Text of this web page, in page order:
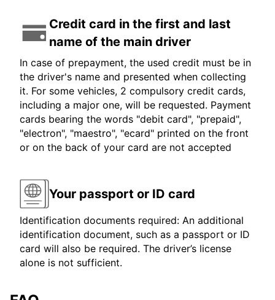
Credit card in the first and last
name of the main driver
In case of prepayment, the used credit must be in
the driver's name and presented when collecting
it. For some vehicles, 2 compulsory credit cards,
including a major one, will be requested. Payment
cards bearing the words "debit card", "prepaid",
"electron", "maestro", "ecard" printed on the front
or on the back of your card are not accepted
Your passport or ID card
Identification documents required: An additional
identification document, such as a passport or ID
card will also be required. The driver’s license
alone is not sufficient.